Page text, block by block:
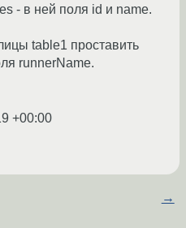
- в ней поля id и name.
table1 проставить
runnerName.
+00:00
→